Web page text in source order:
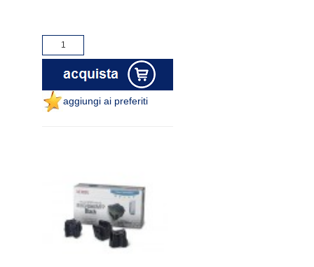
aggiungi ai preferiti